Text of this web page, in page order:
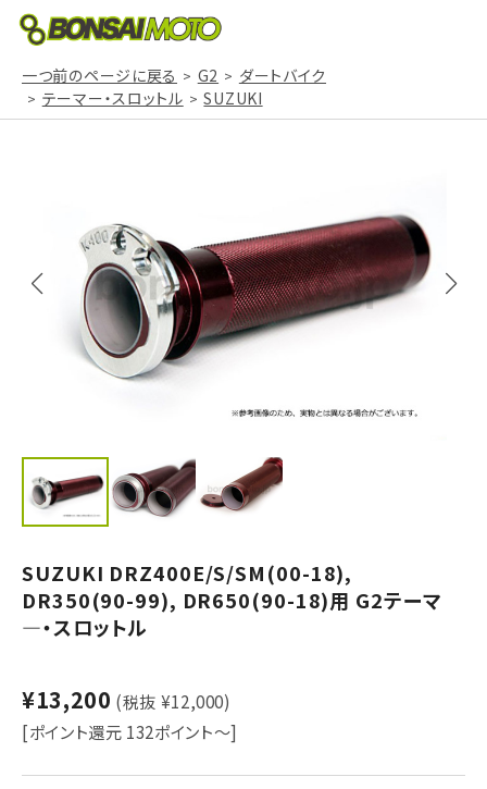
一つ前のページに戻る G2
ダートバイク
テーマー・スロットル
SUZUKI
SUZUKI DRZ400E/S/SM(00-18),
DR350(90-99), DR650(90-18)用 G2テーマ
―・スロットル
¥13,200 (税抜 ¥12,000)
[ポイント還元 132ポイント～]